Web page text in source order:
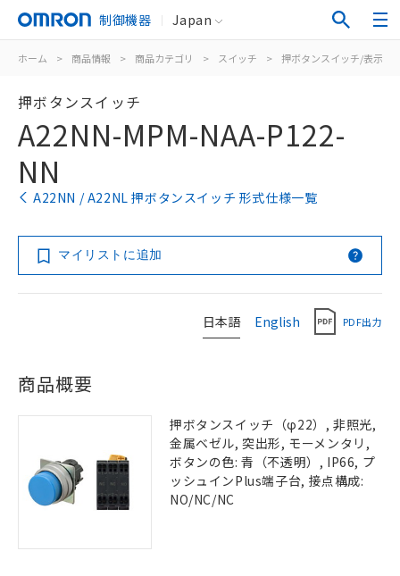
制御機器 Japan
ホーム > 商品情報 > 商品カテゴリ > スイッチ > 押ボタンスイッチ/表示灯
押ボタンスイッチ
A22NN-MPM-NAA-P122-
NN
A22NN / A22NL 押ボタンスイッチ 形式仕様一覧
マイリストに追加
日本語 English PDF出力
商品概要
押ボタンスイッチ（φ22）, 非照光,
金属ベゼル, 突出形, モーメンタリ,
ボタンの色: 青（不透明）, IP66, プ
ッシュインPlus端子台, 接点構成:
NO/NC/NC